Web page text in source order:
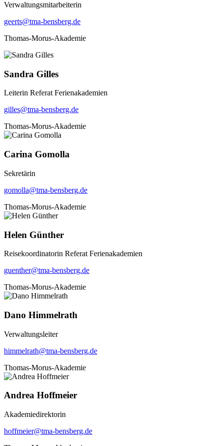
Verwaltungsmitarbeiterin
geerts@tma-bensberg.de
Thomas-Morus-Akademie
Sandra Gilles
Leiterin Referat Ferienakademien
gilles@tma-bensberg.de
Thomas-Morus-Akademie
Carina Gomolla
Sekretärin
gomolla@tma-bensberg.de
Thomas-Morus-Akademie
Helen Günther
Reisekoordinatorin Referat Ferienakademien
guenther@tma-bensberg.de
Thomas-Morus-Akademie
Dano Himmelrath
Verwaltungsleiter
himmelrath@tma-bensberg.de
Thomas-Morus-Akademie
Andrea Hoffmeier
Akademiedirektorin
hoffmeier@tma-bensberg.de